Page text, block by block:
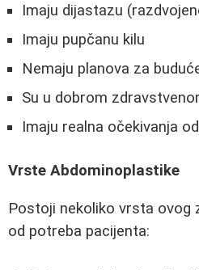
Imaju dijastazu
Imaju pupčanu kilu
Nemaju planova za
Su u dobrom
Imaju realna očekivanja
Vrste Abdominoplastike
Postoji nekoliko vrsta ovog
od potreba pacijenta: